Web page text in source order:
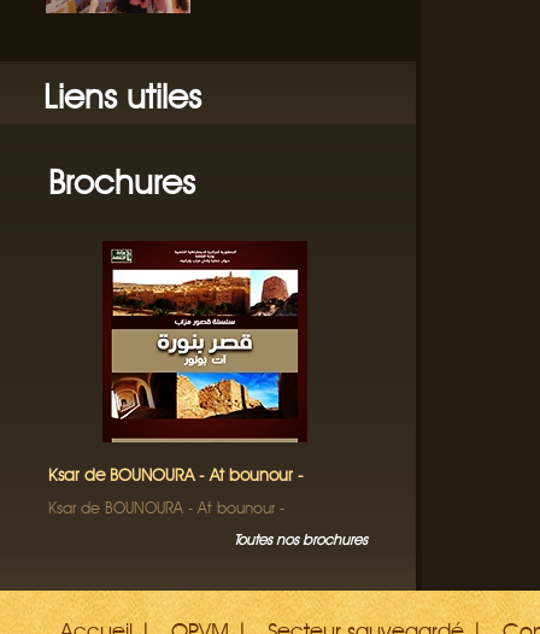
Liens utiles
Brochures
Ksar de BOUNOURA - At bounour -
Ksar de BOUNOURA - At bounour -
Toutes nos brochures